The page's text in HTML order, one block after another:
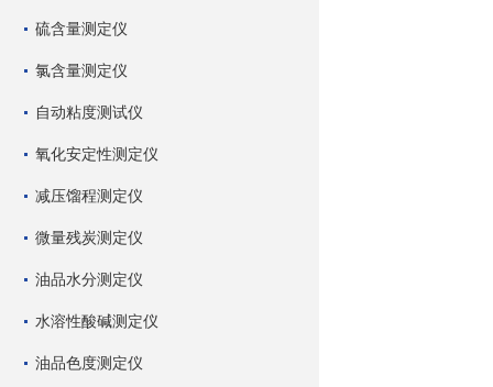
硫含量测定仪
氯含量测定仪
自动粘度测试仪
氧化安定性测定仪
减压馏程测定仪
微量残炭测定仪
油品水分测定仪
水溶性酸碱测定仪
油品色度测定仪